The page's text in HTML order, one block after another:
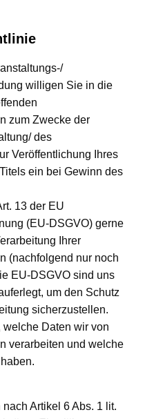
willigen Sie in die
zum Zwecke der
des
Veröffentlichung Ihres
ein bei Gewinn des
13 der EU
(EU-DSGVO) gerne
Ihrer
(nachfolgend nur noch
EU-DSGVO sind uns
um den Schutz
sicherzustellen.
welche Daten wir von
verarbeiten und welche
Artikel 6 Abs. 1 lit.